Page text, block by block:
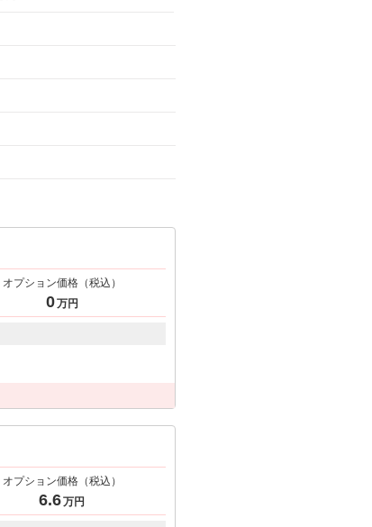
オプション価格（税込）
0万円
オプション価格（税込）
6.6万円